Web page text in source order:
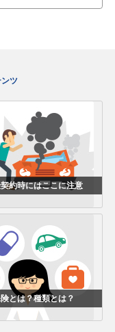
ツ
約時にはここに注意
とは？種類とは？